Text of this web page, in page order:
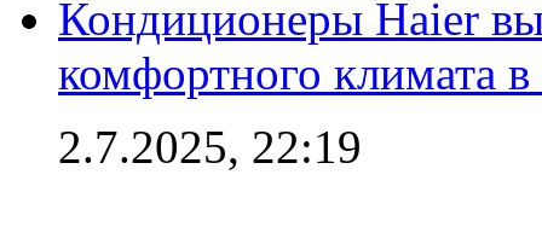
Кондиционеры Haier
комфортного климата
2.7.2025, 22:19